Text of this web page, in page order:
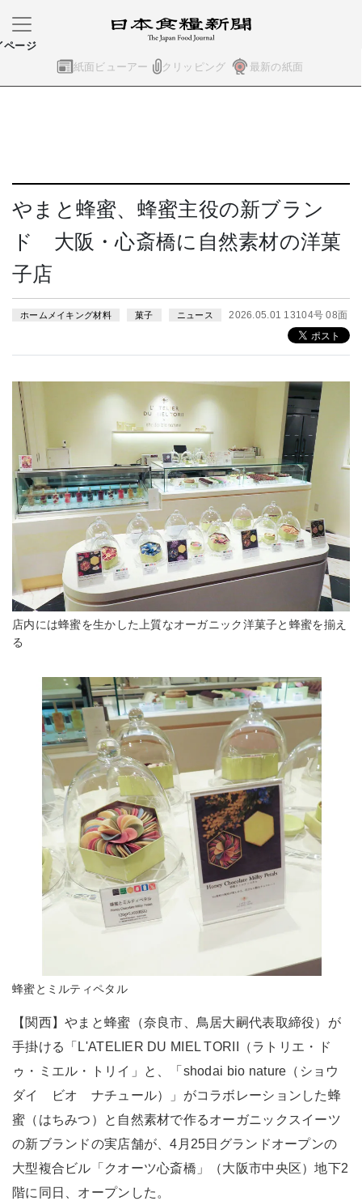
紙面ビューアー クリッピング 最新の紙面
ページ
やまと蜂蜜、蜂蜜主役の新ブラン
ド 大阪・心斎橋に自然素材の洋菓
子店
ホームメイキング材料 菓子 ニュース 2026.05.01 13104号 08面
店内には蜂蜜を生かした上質なオーガニック洋菓子と蜂蜜を揃え
る
蜂蜜とミルティペタル
【関西】やまと蜂蜜（奈良市、鳥居大嗣代表取締役）が
手掛ける「L'ATELIER DU MIEL TORII（ラトリエ・ド
ゥ・ミエル・トリイ」と、「shodai bio nature（ショウ
ダイ ビオ ナチュール）」がコラボレーションした蜂
蜜（はちみつ）と自然素材で作るオーガニックスイーツ
の新ブランドの実店舗が、4月25日グランドオープンの
大型複合ビル「クオーツ心斎橋」（大阪市中央区）地下2
階に同日、オープンした。